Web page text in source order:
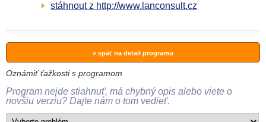
stáhnout z http://www.lanconsult.cz
» späť na detail programu
Oznámiť ťažkosti s programom
Program nejde stiahnuť, má chybný opis alebo viete o
novšiu verziu? Dajte nám o tom vedieť.